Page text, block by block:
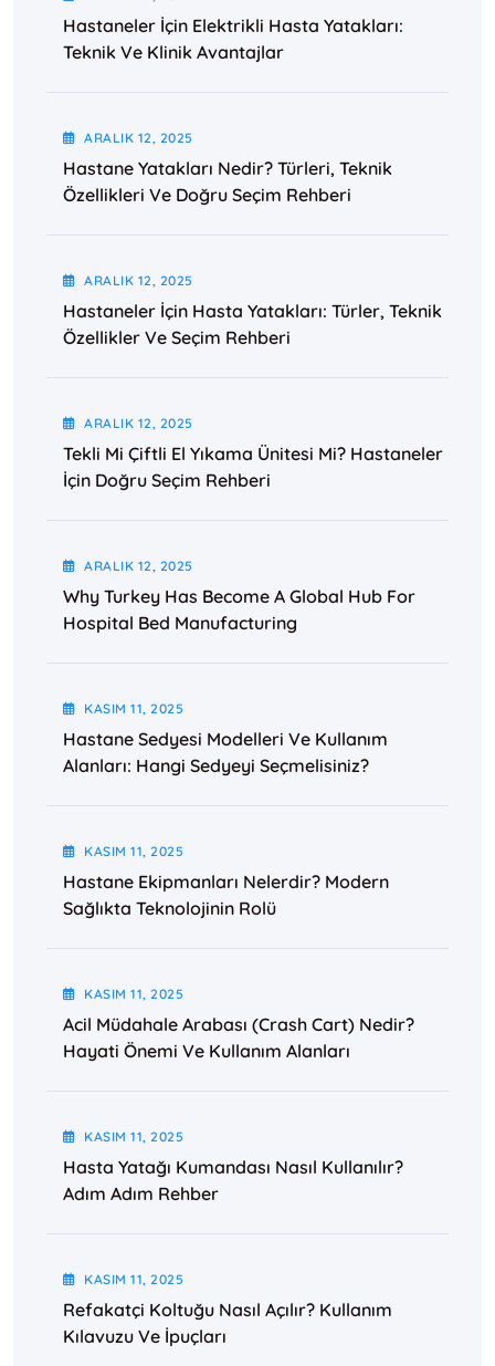
Hastaneler İçin Elektrikli Hasta Yatakları:
Teknik Ve Klinik Avantajlar
ARALIK 12 , 2025
Hastane Yatakları Nedir? Türleri, Teknik
Özellikleri Ve Doğru Seçim Rehberi
ARALIK 12 , 2025
Hastaneler İçin Hasta Yatakları: Türler, Teknik
Özellikler Ve Seçim Rehberi
ARALIK 12 , 2025
Tekli Mi Çiftli El Yıkama Ünitesi Mi? Hastaneler
İçin Doğru Seçim Rehberi
ARALIK 12 , 2025
Why Turkey Has Become A Global Hub For
Hospital Bed Manufacturing
KASIM11 , 2025
Hastane Sedyesi Modelleri Ve Kullanım
Alanları: Hangi Sedyeyi Seçmelisiniz?
KASIM11 , 2025
Hastane Ekipmanları Nelerdir? Modern
Sağlıkta Teknolojinin Rolü
KASIM11 , 2025
Acil Müdahale Arabası (Crash Cart) Nedir?
Hayati Önemi Ve Kullanım Alanları
KASIM11 , 2025
Hasta Yatağı Kumandası Nasıl Kullanılır?
Adım Adım Rehber
KASIM11 , 2025
Refakatçi Koltuğu Nasıl Açılır? Kullanım
Kılavuzu Ve İpuçları